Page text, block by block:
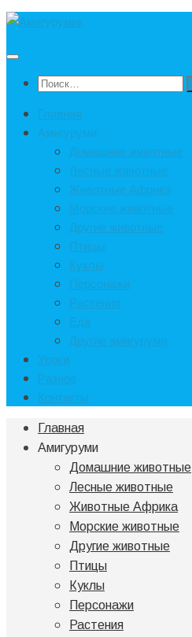
Под
Найти:
Главная
Амигуруми
Домашние животные
Лесные животные
Животные Африка
Морские животные
Другие животные
Птицы
Куклы
Персонажи
Растения
Еда
Другие амигуруми
Уроки
Разное
Контакты
Главная
Амигуруми
Домашние животные
Лесные животные
Животные Африка
Морские животные
Другие животные
Птицы
Куклы
Персонажи
Растения